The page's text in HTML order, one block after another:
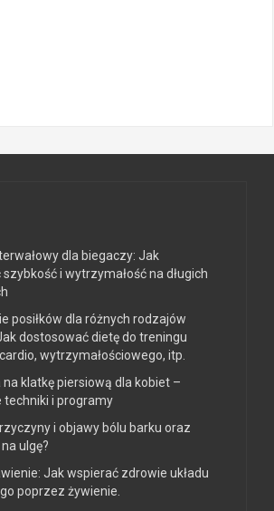
dla biegaczy: Jak
i wytrzymałość na długich
posiłków dla różnych rodzajów
dostosować dietę do treningu
wytrzymałościowego, itp.
klatkę piersiową dla kobiet –
techniki i programy
i objawy bólu barku oraz
ulgę?
Jak wspierać zdrowie układu
poprzez żywienie.